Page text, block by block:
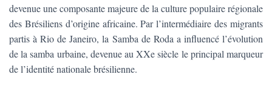
devenue une composante majeure de la culture populaire régionale
des Brésiliens d’origine africaine. Par l’intermédiaire des migrants
partis à Rio de Janeiro, la Samba de Roda a influencé l’évolution
de la samba urbaine, devenue au XXe siècle le principal marqueur
de l’identité nationale brésilienne.